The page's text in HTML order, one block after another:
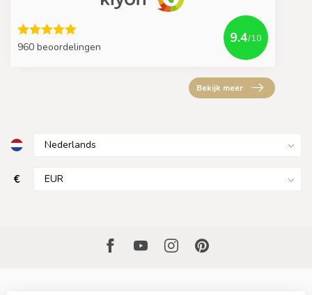
960 beoordelingen
9.4/10
Bekijk meer
€